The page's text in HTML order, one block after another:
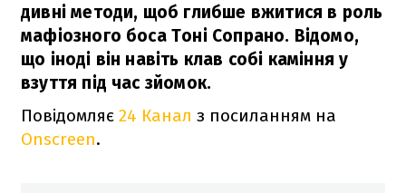
дивні методи, щоб глибше вжитися в роль
мафіозного боса Тоні Сопрано. Відомо,
що іноді він навіть клав собі каміння у
взуття під час зйомок.
Повідомляє 24 Канал з посиланням на
Onscreen.